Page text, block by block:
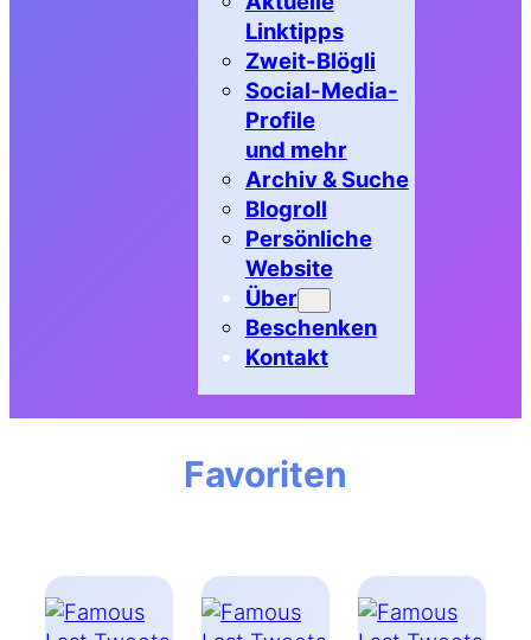
Linktipps
Zweit-Blögli
Social-Media-
Profile
und mehr
Archiv & Suche
Blogroll
Persönliche
Website
Über
Beschenken
Kontakt
Favoriten